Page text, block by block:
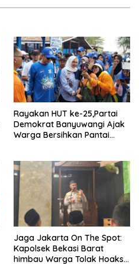
Rayakan HUT ke-25,Partai
Demokrat Banyuwangi Ajak
Warga Bersihkan Pantai
Jaga Jakarta On The Spot:
Kapolsek Bekasi Barat
himbau Warga Tolak Hoaks